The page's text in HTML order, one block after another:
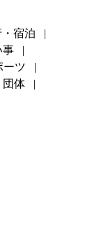
宿泊
事
ーツ
団体